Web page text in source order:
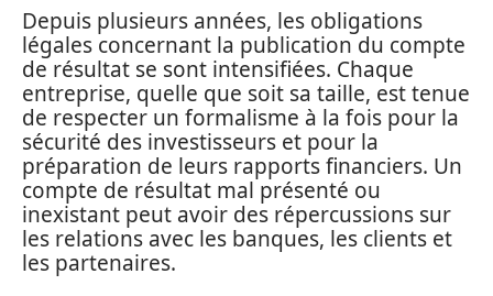
Depuis plusieurs années, les obligations
légales concernant la publication du compte
de résultat se sont intensifiées. Chaque
entreprise, quelle que soit sa taille, est tenue
de respecter un formalisme à la fois pour la
sécurité des investisseurs et pour la
préparation de leurs rapports financiers. Un
compte de résultat mal présenté ou
inexistant peut avoir des répercussions sur
les relations avec les banques, les clients et
les partenaires.